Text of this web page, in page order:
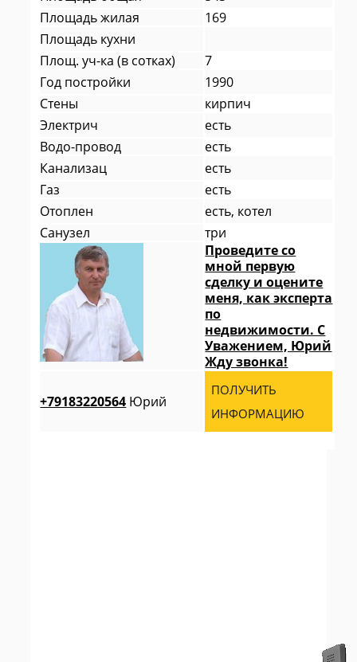
Площадь жилая
169
Площадь кухни
Площ. уч-ка (в сотках)
7
Год постройки
1990
Стены
кирпич
Электрич
есть
Водо-провод
есть
Канализац
есть
Газ
есть
Отоплен
есть, котел
Санузел
три
Проведите со
мной первую
сделку и оцените
меня, как эксперта
по
недвижимости. С
Уважением, Юрий
Жду звонка!
+79183220564 Юрий
ПОЛУЧИТЬ
ИНФОРМАЦИЮ